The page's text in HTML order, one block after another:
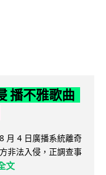
播不雅歌曲
月 4 日廣播系統離奇
非法入侵，正調查事
文